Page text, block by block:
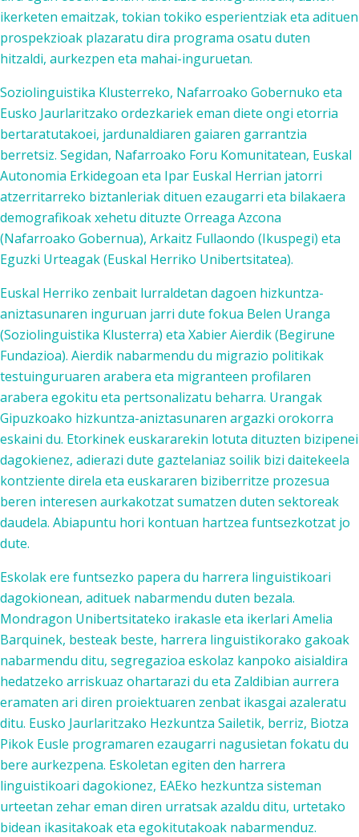
ikerketen emaitzak, tokian tokiko esperientziak eta adituen
prospekzioak plazaratu dira programa osatu duten
hitzaldi, aurkezpen eta mahai-inguruetan.
Soziolinguistika Klusterreko, Nafarroako Gobernuko eta
Eusko Jaurlaritzako ordezkariek eman diete ongi etorria
bertaratutakoei, jardunaldiaren gaiaren garrantzia
berretsiz. Segidan, Nafarroako Foru Komunitatean, Euskal
Autonomia Erkidegoan eta Ipar Euskal Herrian jatorri
atzerritarreko biztanleriak dituen ezaugarri eta bilakaera
demografikoak xehetu dituzte Orreaga Azcona
(Nafarroako Gobernua), Arkaitz Fullaondo (Ikuspegi) eta
Eguzki Urteagak (Euskal Herriko Unibertsitatea).
Euskal Herriko zenbait lurraldetan dagoen hizkuntza-
aniztasunaren inguruan jarri dute fokua Belen Uranga
(Soziolinguistika Klusterra) eta Xabier Aierdik (Begirune
Fundazioa). Aierdik nabarmendu du migrazio politikak
testuinguruaren arabera eta migranteen profilaren
arabera egokitu eta pertsonalizatu beharra. Urangak
Gipuzkoako hizkuntza-aniztasunaren argazki orokorra
eskaini du. Etorkinek euskararekin lotuta dituzten bizipenei
dagokienez, adierazi dute gaztelaniaz soilik bizi daitekeela
kontziente direla eta euskararen biziberritze prozesua
beren interesen aurkakotzat sumatzen duten sektoreak
daudela. Abiapuntu hori kontuan hartzea funtsezkotzat jo
dute.
Eskolak ere funtsezko papera du harrera linguistikoari
dagokionean, adituek nabarmendu duten bezala.
Mondragon Unibertsitateko irakasle eta ikerlari Amelia
Barquinek, besteak beste, harrera linguistikorako gakoak
nabarmendu ditu, segregazioa eskolaz kanpoko aisialdira
hedatzeko arriskuaz ohartarazi du eta Zaldibian aurrera
eramaten ari diren proiektuaren zenbat ikasgai azaleratu
ditu. Eusko Jaurlaritzako Hezkuntza Sailetik, berriz, Biotza
Pikok Eusle programaren ezaugarri nagusietan fokatu du
bere aurkezpena. Eskoletan egiten den harrera
linguistikoari dagokionez, EAEko hezkuntza sisteman
urteetan zehar eman diren urratsak azaldu ditu, urtetako
bidean ikasitakoak eta egokitutakoak nabarmenduz.